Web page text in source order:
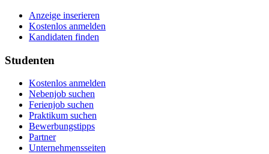
Anzeige inserieren
Kostenlos anmelden
Kandidaten finden
Studenten
Kostenlos anmelden
Nebenjob suchen
Ferienjob suchen
Praktikum suchen
Bewerbungstipps
Partner
Unternehmensseiten